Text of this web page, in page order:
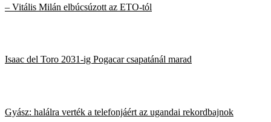
– Vitális Milán elbúcsúzott az ETO-tól
Isaac del Toro 2031-ig Pogacar csapatánál marad
Gyász: halálra verték a telefonjáért az ugandai rekordbajnok